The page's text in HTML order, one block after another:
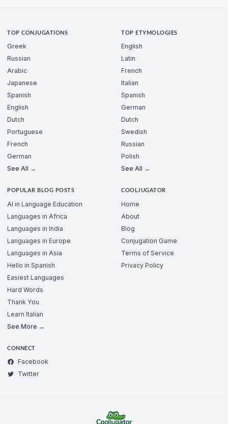
TOP CONJUGATIONS
Greek
Russian
Arabic
Japanese
Spanish
English
Dutch
Portuguese
French
German
See All →
TOP ETYMOLOGIES
English
Latin
French
Italian
Spanish
German
Dutch
Swedish
Russian
Polish
See All →
POPULAR BLOG POSTS
AI in Language Education
Languages in Africa
Languages in India
Languages in Europe
Languages in Asia
Hello in Spanish
Easiest Languages
Hard Words
Thank You
Learn Italian
See More →
COOLJUGATOR
Home
About
Blog
Conjugation Game
Terms of Service
Privacy Policy
CONNECT
Facebook
Twitter